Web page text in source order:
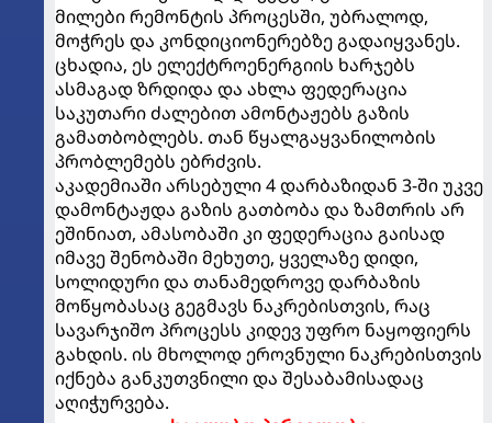
მილები რემონტის პროცესში, უბრალოდ,
მოჭრეს და კონდიციონერებზე გადაიყვანეს.
ცხადია, ეს ელექტროენერგიის ხარჯებს
ასმაგად ზრდიდა და ახლა ფედერაცია
საკუთარი ძალებით ამონტაჟებს გაზის
გამათბობლებს. თან წყალგაყვანილობის
პრობლემებს ებრძვის.
აკადემიაში არსებული 4 დარბაზიდან 3-ში უკვე
დამონტაჟდა გაზის გათბობა და ზამთრის არ
ეშინიათ, ამასობაში კი ფედერაცია გაისად
იმავე შენობაში მეხუთე, ყველაზე დიდი,
სოლიდური და თანამედროვე დარბაზის
მოწყობასაც გეგმავს ნაკრებისთვის, რაც
სავარჯიშო პროცესს კიდევ უფრო ნაყოფიერს
გახდის. ის მხოლოდ ეროვნული ნაკრებისთვის
იქნება განკუთვნილი და შესაბამისადაც
აღიჭურვება.